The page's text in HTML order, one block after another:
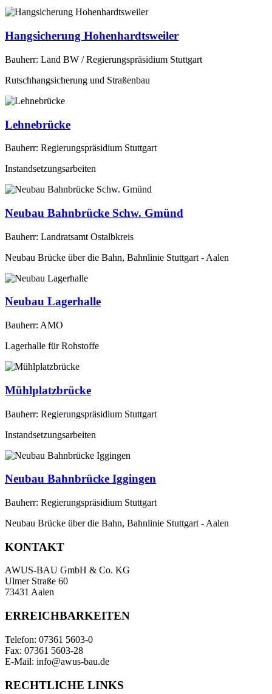
Hangsicherung Hohenhardtsweiler
Bauherr: Land BW / Regierungspräsidium Stuttgart
Rutschhangsicherung und Straßenbau
Lehnebrücke
Bauherr: Regierungspräsidium Stuttgart
Instandsetzungsarbeiten
Neubau Bahnbrücke Schw. Gmünd
Bauherr: Landratsamt Ostalbkreis
Neubau Brücke über die Bahn, Bahnlinie Stuttgart - Aalen
Neubau Lagerhalle
Bauherr: AMO
Lagerhalle für Rohstoffe
Mühlplatzbrücke
Bauherr: Regierungspräsidium Stuttgart
Instandsetzungsarbeiten
Neubau Bahnbrücke Iggingen
Bauherr: Regierungspräsidium Stuttgart
Neubau Brücke über die Bahn, Bahnlinie Stuttgart - Aalen
KONTAKT
AWUS-BAU GmbH & Co. KG
Ulmer Straße 60
73431 Aalen
ERREICHBARKEITEN
Telefon: 07361 5603-0
Fax: 07361 5603-28
E-Mail: info@awus-bau.de
RECHTLICHE LINKS